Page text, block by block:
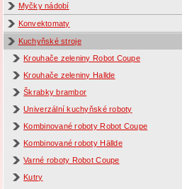
Myčky nádobí
Konvektomaty
Kuchyňské stroje
Krouhače zeleniny Robot Coupe
Krouhače zeleniny Hallde
Škrabky brambor
Univerzální kuchyňské roboty
Kombinované roboty Robot Coupe
Kombinované roboty Hällde
Varné roboty Robot Coupe
Kutry